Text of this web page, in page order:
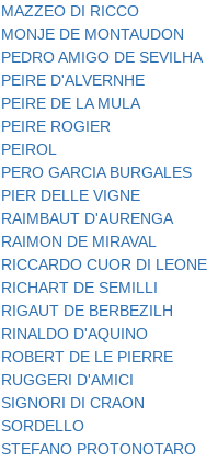
MAZZEO DI RICCO
MONJE DE MONTAUDON
PEDRO AMIGO DE SEVILHA
PEIRE D'ALVERNHE
PEIRE DE LA MULA
PEIRE ROGIER
PEIROL
PERO GARCIA BURGALES
PIER DELLE VIGNE
RAIMBAUT D'AURENGA
RAIMON DE MIRAVAL
RICCARDO CUOR DI LEONE
RICHART DE SEMILLI
RIGAUT DE BERBEZILH
RINALDO D'AQUINO
ROBERT DE LE PIERRE
RUGGERI D'AMICI
SIGNORI DI CRAON
SORDELLO
STEFANO PROTONOTARO